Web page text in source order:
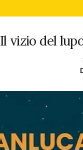
Il vizio del